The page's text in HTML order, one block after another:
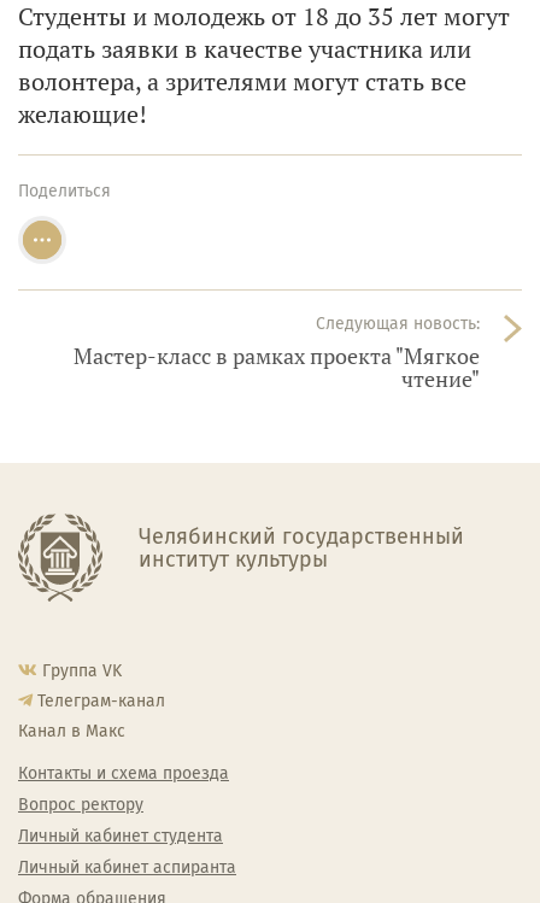
Студенты и молодежь от 18 до 35 лет могут
подать заявки в качестве участника или
волонтера, а зрителями могут стать все
желающие!
Поделиться
Следующая новость:
Мастер-класс в рамках проекта "Мягкое
чтение"
Челябинский государственный
институт культуры
Группа VK
Телеграм-канал
Канал в Макс
Контакты и схема проезда
Вопрос ректору
Личный кабинет студента
Личный кабинет аспиранта